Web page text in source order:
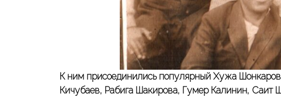
К ним присоединились популярный Хужа
Кичубаев, Рабига Шакирова, Гумер Калинин, Саит